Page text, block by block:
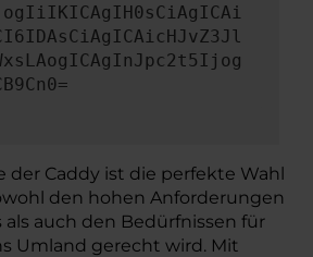
der Caddy ist die perfekte Wahl
den hohen Anforderungen
auch den Bedürfnissen für
Umland gerecht wird. Mit